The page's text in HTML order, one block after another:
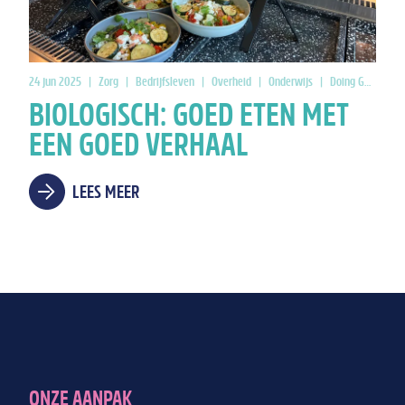
24 jun 2025 | Zorg | Bedrijfsleven | Overheid | Onderwijs | Doing Good
BIOLOGISCH: GOED ETEN MET
EEN GOED VERHAAL
LEES MEER